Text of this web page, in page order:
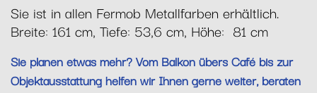
Sie ist in allen Fermob Metallfarben erhältlich.
Breite: 161 cm, Tiefe: 53,6 cm, Höhe: 81 cm
Sie planen etwas mehr? Vom Balkon übers Café bis zur
Objektausstattung helfen wir Ihnen gerne weiter, beraten